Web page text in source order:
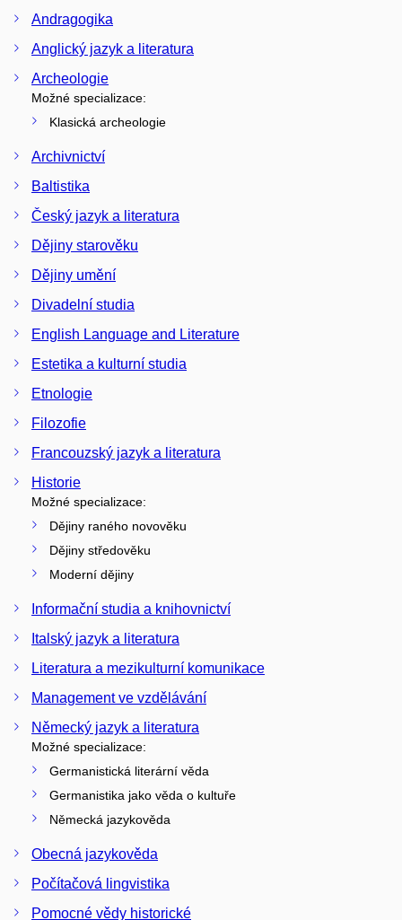
Andragogika
Anglický jazyk a literatura
Archeologie
Možné specializace:
Klasická archeologie
Archivnictví
Baltistika
Český jazyk a literatura
Dějiny starověku
Dějiny umění
Divadelní studia
English Language and Literature
Estetika a kulturní studia
Etnologie
Filozofie
Francouzský jazyk a literatura
Historie
Možné specializace:
Dějiny raného novověku
Dějiny středověku
Moderní dějiny
Informační studia a knihovnictví
Italský jazyk a literatura
Literatura a mezikulturní komunikace
Management ve vzdělávání
Německý jazyk a literatura
Možné specializace:
Germanistická literární věda
Germanistika jako věda o kultuře
Německá jazykověda
Obecná jazykověda
Počítačová lingvistika
Pomocné vědy historické